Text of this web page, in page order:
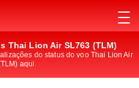
Thai Lion Air SL763 (TLM)
do status do voo Thai Lion Air
aqui